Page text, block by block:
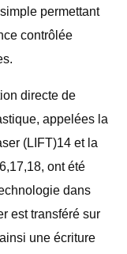
permettant
contrôlée
directe de
appelées la
(LIFT)14 et la
ont été
dans
est transféré sur
une écriture